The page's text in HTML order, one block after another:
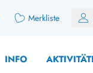
Merkliste
INFO